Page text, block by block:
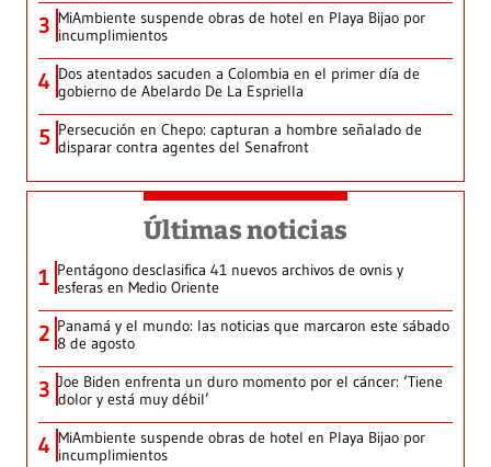
3 MiAmbiente suspende obras de hotel en Playa Bijao por
incumplimientos
4 Dos atentados sacuden a Colombia en el primer día de
gobierno de Abelardo De La Espriella
5 Persecución en Chepo: capturan a hombre señalado de
disparar contra agentes del Senafront
Últimas noticias
1 Pentágono desclasifica 41 nuevos archivos de ovnis y
esferas en Medio Oriente
2 Panamá y el mundo: las noticias que marcaron este sábado
8 de agosto
3 Joe Biden enfrenta un duro momento por el cáncer: ‘Tiene
dolor y está muy débil’
4 MiAmbiente suspende obras de hotel en Playa Bijao por
incumplimientos